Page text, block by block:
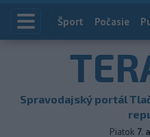
Index
Šport Počasie
Spravodajský portál
Piatok 7.